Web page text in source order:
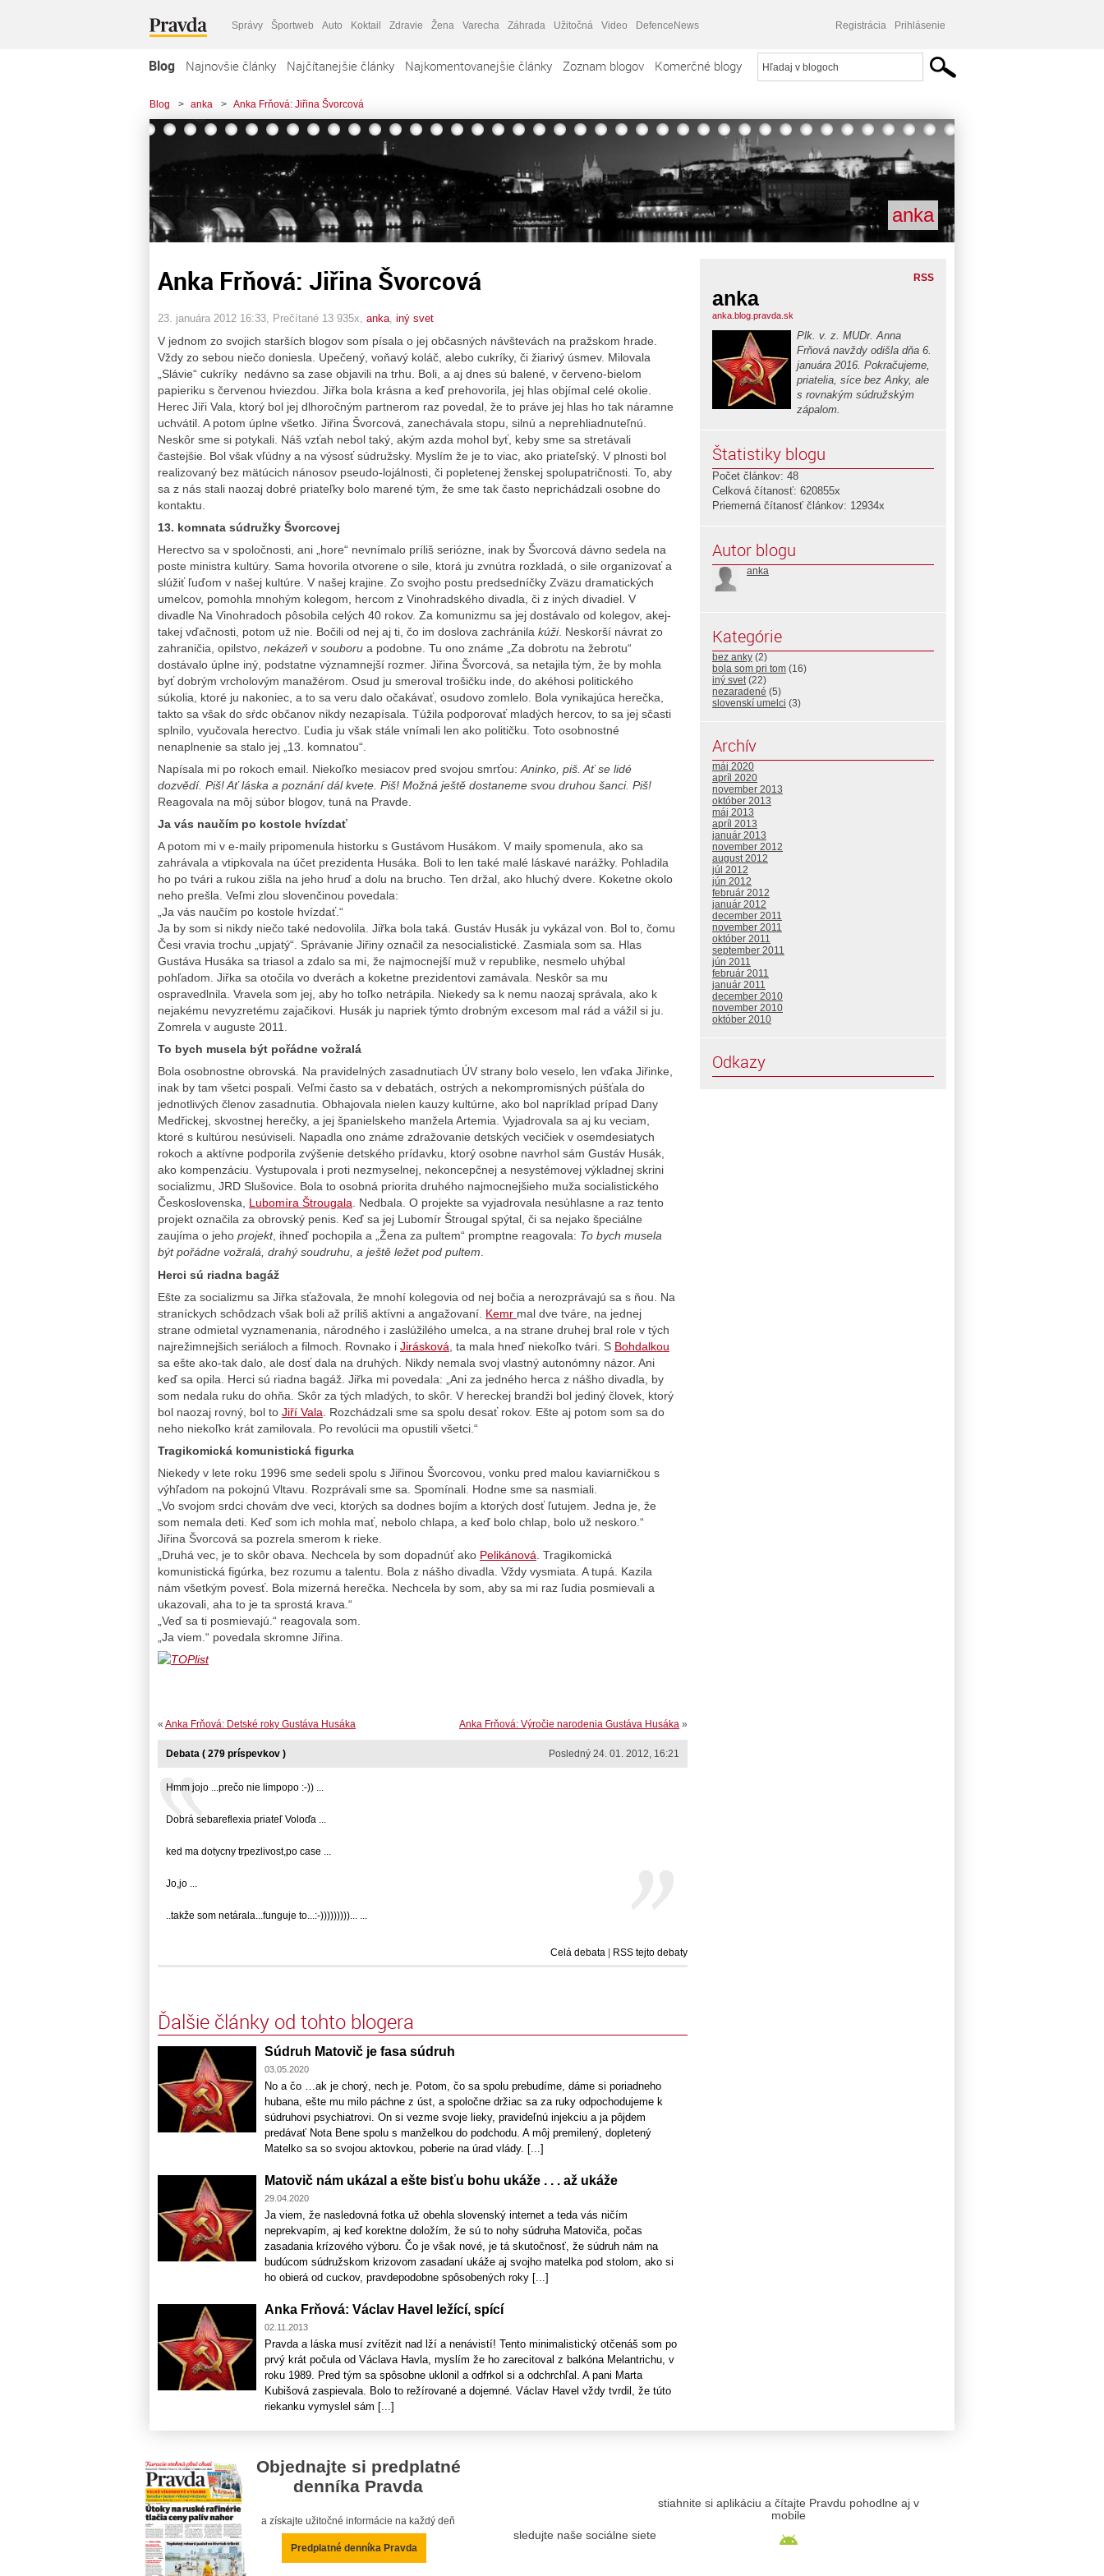
Správy Športweb Auto Koktail Zdravie Žena Varecha Záhrada Užitočná Video DefenceNews Registrácia Prihlásenie
Blog Najnovšie články Najčítanejšie články Najkomentovanejšie články Zoznam blogov Komerčné blogy
Blog > anka > Anka Frňová: Jiřina Švorcová
anka
Anka Frňová: Jiřina Švorcová
23. januára 2012 16:33 , Prečítané 13 935x, anka iný svet
V jednom zo svojich starších blogov som písala o jej občasných návštevách na pražskom hrade.
Vždy zo sebou niečo doniesla. Upečený, voňavý koláč, alebo cukríky, či žiarivý úsmev. Milovala
„Slávie“ cukríky nedávno sa zase objavili na trhu. Boli, a aj dnes sú balené, v červeno-bielom
papieriku s červenou hviezdou. Jiřka bola krásna a keď prehovorila, jej hlas objímal celé okolie.
Herec Jiři Vala, ktorý bol jej dlhoročným partnerom raz povedal, že to práve jej hlas ho tak náramne
uchvátil. A potom úplne všetko. Jiřina Švorcová, zanechávala stopu, silnú a neprehliadnuteľnú.
Neskôr sme si potykali. Náš vzťah nebol taký, akým azda mohol byť, keby sme sa stretávali
častejšie. Bol však vľúdny a na výsosť súdružsky. Myslím že je to viac, ako priateľský. V plnosti bol
realizovaný bez mätúcich nánosov pseudo-lojálnosti, či popletenej ženskej spolupatričnosti. To, aby
sa z nás stali naozaj dobré priateľky bolo marené tým, že sme tak často neprichádzali osobne do
kontaktu.
13. komnata súdružky Švorcovej
Herectvo sa v spoločnosti, ani „hore“ nevnímalo príliš seriózne, inak by Švorcová dávno sedela na
poste ministra kultúry. Sama hovorila otvorene o sile, ktorá ju zvnútra rozkladá, o sile organizovať a
slúžiť ľuďom v našej kultúre. V našej krajine. Zo svojho postu predsedníčky Zväzu dramatických
umelcov, pomohla mnohým kolegom, hercom z Vinohradského divadla, či z iných divadiel. V
divadle Na Vinohradoch pôsobila celých 40 rokov. Za komunizmu sa jej dostávalo od kolegov, akej-
takej vďačnosti, potom už nie. Bočili od nej aj ti, čo im doslova zachránila kúži. Neskorší návrat zo
zahraničia, opilstvo, nekázeň v souboru a podobne. Tu ono známe „Za dobrotu na žebrotu“
dostávalo úplne iný, podstatne významnejší rozmer. Jiřina Švorcová, sa netajila tým, že by mohla
byť dobrým vrcholovým manažérom. Osud ju smeroval trošičku inde, do akéhosi politického
súkolia, ktoré ju nakoniec, a to sa veru dalo očakávať, osudovo zomlelo. Bola vynikajúca herečka,
takto sa však do sŕdc občanov nikdy nezapísala. Túžila podporovať mladých hercov, to sa jej sčasti
splnilo, vyučovala herectvo. Ľudia ju však stále vnímali len ako političku. Toto osobnostné
nenaplnenie sa stalo jej „13. komnatou“.
Napísala mi po rokoch email. Niekoľko mesiacov pred svojou smrťou: Aninko, piš. Ať se lidé
dozvědí. Piš! Ať láska a poznání dál kvete. Piš! Možná ještě dostaneme svou druhou šanci. Piš!
Reagovala na môj súbor blogov, tuná na Pravde.
Ja vás naučím po kostole hvízdať
A potom mi v e-maily pripomenula historku s Gustávom Husákom. V maily spomenula, ako sa
zahrávala a vtipkovala na účet prezidenta Husáka. Boli to len také malé láskavé narážky. Pohladila
ho po tvári a rukou zišla na jeho hruď a dolu na brucho. Ten držal, ako hluchý dvere. Koketne okolo
neho prešla. Veľmi zlou slovenčinou povedala:
„Ja vás naučím po kostole hvízdať.“
Ja by som si nikdy niečo také nedovolila. Jiřka bola taká. Gustáv Husák ju vykázal von. Bol to, čomu
Česi vravia trochu „upjatý“. Správanie Jiřiny označil za nesocialistické. Zasmiala som sa. Hlas
Gustáva Husáka sa triasol a zdalo sa mi, že najmocnejší muž v republike, nesmelo uhýbal
pohľadom. Jiřka sa otočila vo dverách a koketne prezidentovi zamávala. Neskôr sa mu
ospravedlnila. Vravela som jej, aby ho toľko netrápila. Niekedy sa k nemu naozaj správala, ako k
nejakému nevyzretému zajačikovi. Husák ju napriek týmto drobným excesom mal rád a vážil si ju.
Zomrela v auguste 2011.
To bych musela být pořádne vožralá
Bola osobnostne obrovská. Na pravidelných zasadnutiach ÚV strany bolo veselo, len vďaka Jiřinke,
inak by tam všetci pospali. Veľmi často sa v debatách, ostrých a nekompromisných púšťala do
jednotlivých členov zasadnutia. Obhajovala nielen kauzy kultúrne, ako bol napríklad prípad Dany
Medřickej, skvostnej herečky, a jej španielskeho manžela Artemia. Vyjadrovala sa aj ku veciam,
ktoré s kultúrou nesúviseli. Napadla ono známe zdražovanie detských vecičiek v osemdesiatych
rokoch a aktívne podporila zvýšenie detského prídavku, ktorý osobne navrhol sám Gustáv Husák,
ako kompenzáciu. Vystupovala i proti nezmyselnej, nekoncepčnej a nesystémovej výkladnej skrini
socializmu, JRD Slušovice. Bola to osobná priorita druhého najmocnejšieho muža socialistického
Československa, Lubomíra Štrougala. Nedbala. O projekte sa vyjadrovala nesúhlasne a raz tento
projekt označila za obrovský penis. Keď sa jej Lubomír Štrougal spýtal, či sa nejako špeciálne
zaujíma o jeho projekt, ihneď pochopila a „Žena za pultem“ promptne reagovala: To bych musela
být pořádne vožralá, drahý soudruhu, a ještě ležet pod pultem.
Herci sú riadna bagáž
Ešte za socializmu sa Jiřka sťažovala, že mnohí kolegovia od nej bočia a nerozprávajú sa s ňou. Na
straníckych schôdzach však boli až príliš aktívni a angažovaní. Kemr mal dve tváre, na jednej
strane odmietal vyznamenania, národného i zaslúžilého umelca, a na strane druhej bral role v tých
najrežimnejšich seriáloch a filmoch. Rovnako i Jirásková , ta mala hneď niekoľko tvári. S Bohdalkou
sa ešte ako-tak dalo, ale dosť dala na druhých. Nikdy nemala svoj vlastný autonómny názor. Ani
keď sa opila. Herci sú riadna bagáž. Jiřka mi povedala: „Ani za jedného herca z nášho divadla, by
som nedala ruku do ohňa. Skôr za tých mladých, to skôr. V hereckej brandži bol jediný človek, ktorý
bol naozaj rovný, bol to Jiří Vala . Rozchádzali sme sa spolu desať rokov. Ešte aj potom som sa do
neho niekoľko krát zamilovala. Po revolúcii ma opustili všetci.“
Tragikomická komunistická figurka
Niekedy v lete roku 1996 sme sedeli spolu s Jiřinou Švorcovou, vonku pred malou kaviarničkou s
výhľadom na pokojnú Vltavu. Rozprávali sme sa. Spomínali. Hodne sme sa nasmiali.
„Vo svojom srdci chovám dve veci, ktorých sa dodnes bojím a ktorých dosť ľutujem. Jedna je, že
som nemala deti. Keď som ich mohla mať, nebolo chlapa, a keď bolo chlap, bolo už neskoro.“
Jiřina Švorcová sa pozrela smerom k rieke.
„Druhá vec, je to skôr obava. Nechcela by som dopadnúť ako Pelikánová . Tragikomická
komunistická figúrka, bez rozumu a talentu. Bola z nášho divadla. Vždy vysmiata. A tupá. Kazila
nám všetkým povesť. Bola mizerná herečka. Nechcela by som, aby sa mi raz ľudia posmievali a
ukazovali, aha to je ta sprostá krava.“
„Veď sa ti posmievajú.“ reagovala som.
„Ja viem.“ povedala skromne Jiřina.
Anka Frňová: Výročie narodenia Gustáva Husáka »
« Anka Frňová: Detské roky Gustáva Husáka
Posledný 24. 01. 2012, 16:21
Debata ( 279 príspevkov )
Hmm jojo ...prečo nie limpopo :-)) ...
Dobrá sebareflexia priateľ Voloďa ...
ked ma dotycny trpezlivost,po case ...
Jo,jo ...
..takže som netárala...funguje to...:-)))))))))... ...
Celá debata RSS tejto debaty
Ďalšie články od tohto blogera
Súdruh Matovič je fasa súdruh
03.05.2020
No a čo …ak je chorý, nech je. Potom, čo sa spolu prebudíme, dáme si poriadneho
hubana, ešte mu milo páchne z úst, a spoločne držiac sa za ruky odpochodujeme k
súdruhovi psychiatrovi. On si vezme svoje lieky, pravideľnú injekciu a ja pôjdem
predávať Nota Bene spolu s manželkou do podchodu. A môj premilený, dopletený
Matelko sa so svojou aktovkou, poberie na úrad vlády. [...]
Matovič nám ukázal a ešte bisťu bohu ukáže . . . až ukáže
29.04.2020
Ja viem, že nasledovná fotka už obehla slovenský internet a teda vás ničím
neprekvapím, aj keď korektne doložím, že sú to nohy súdruha Matoviča, počas
zasadania krízového výboru. Čo je však nové, je tá skutočnosť, že súdruh nám na
budúcom súdružskom krizovom zasadaní ukáže aj svojho matelka pod stolom, ako si
ho obierá od cuckov, pravdepodobne spôsobených roky [...]
Anka Frňová: Václav Havel ležící, spící
02.11.2013
Pravda a láska musí zvítězit nad lží a nenávistí! Tento minimalistický otčenáš som po
prvý krát počula od Václava Havla, myslím že ho zarecitoval z balkóna Melantrichu, v
roku 1989. Pred tým sa spôsobne uklonil a odfrkol si a odchrchľal. A pani Marta
Kubišová zaspievala. Bolo to režírované a dojemné. Václav Havel vždy tvrdil, že túto
riekanku vymyslel sám [...]
RSS
anka
anka.blog.pravda.sk
Plk. v. z. MUDr. Anna
Frňová navždy odišla dňa 6.
januára 2016. Pokračujeme,
priatelia, síce bez Anky, ale
s rovnakým súdružským
zápalom.
Štatistiky blogu
Počet článkov: 48
Celková čítanosť: 620855x
Priemerná čítanosť článkov: 12934x
Autor blogu
anka
Kategórie
bez anky (2)
bola som pri tom (16)
iný svet(22)
nezaradené (5)
slovenskí umelci (3)
Archív
máj 2020
apríl 2020
november 2013
október 2013
máj 2013
apríl 2013
január 2013
november 2012
august 2012
júl 2012
jún 2012
február 2012
január 2012
december 2011
november 2011
október 2011
september 2011
jún 2011
február 2011
január 2011
december 2010
november 2010
október 2010
Odkazy
Objednajte si predplatné
denníka Pravda
a získajte užitočné informácie na každý deň
Predplatné denníka Pravda
sledujte naše sociálne siete
stiahnite si aplikáciu a čítajte Pravdu pohodlne aj v
mobile